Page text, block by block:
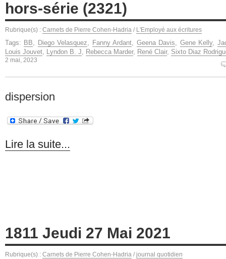
hors-série (2321)
Rubrique(s) : Carnets de Pierre Cohen-Hadria / L'Employé aux écritures
Tags: BB Diego Velasquez Fanny Ardant Geena Davis Gene Kelly,
Louis Jouvet Lyndon B. J Rebecca Marder, René Clair, Sixto Diaz
2 mai, 2023
dispersion
Lire la suite...
1811 Jeudi 27 Mai 2021
Rubrique(s) : Carnets de Pierre Cohen-Hadria / journal quotidien